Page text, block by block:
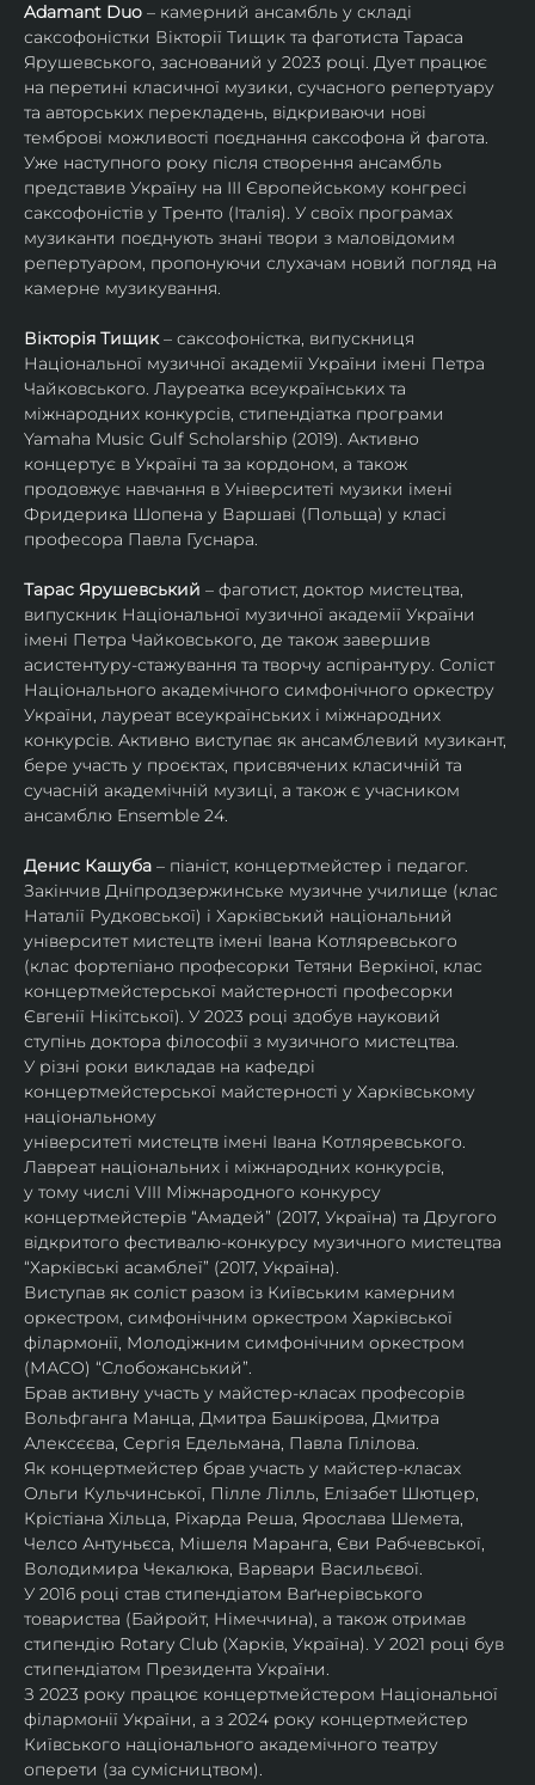
Adamant Duo – камерний ансамбль у складі
саксофоністки Вікторії Тищик та фаготиста Тараса
Ярушевського, заснований у 2023 році. Дует працює
на перетині класичної музики, сучасного репертуару
та авторських перекладень, відкриваючи нові
темброві можливості поєднання саксофона й фагота.
Уже наступного року після створення ансамбль
представив Україну на ІІІ Європейському конгресі
саксофоністів у Тренто (Італія). У своїх програмах
музиканти поєднують знані твори з маловідомим
репертуаром, пропонуючи слухачам новий погляд на
камерне музикування.
Вікторія Тищик – саксофоністка, випускниця
Національної музичної академії України імені Петра
Чайковського. Лауреатка всеукраїнських та
міжнародних конкурсів, стипендіатка програми
Yamaha Music Gulf Scholarship (2019). Активно
концертує в Україні та за кордоном, а також
продовжує навчання в Університеті музики імені
Фридерика Шопена у Варшаві (Польща) у класі
професора Павла Гуснара.
Тарас Ярушевський – фаготист, доктор мистецтва,
випускник Національної музичної академії України
імені Петра Чайковського, де також завершив
асистентуру-стажування та творчу аспірантуру. Соліст
Національного академічного симфонічного оркестру
України, лауреат всеукраїнських і міжнародних
конкурсів. Активно виступає як ансамблевий музикант,
бере участь у проєктах, присвячених класичній та
сучасній академічній музиці, а також є учасником
ансамблю Ensemble 24.
Денис Кашуба – піаніст, концертмейстер і педагог.
Закінчив Дніпродзержинське музичне училище (клас
Наталії Рудковської) і Харківський національний
університет мистецтв імені Івана Котляревського
(клас фортепіано професорки Тетяни Веркіної, клас
концертмейстерської майстерності професорки
Євгенії Нікітської). У 2023 році здобув науковий
ступінь доктора філософії з музичного мистецтва.
У різні роки викладав на кафедрі
концертмейстерської майстерності у Харківському
національному
університеті мистецтв імені Івана Котляревського.
Лавреат національних і міжнародних конкурсів,
у тому числі VIII Міжнародного конкурсу
концертмейстерів “Амадей” (2017, Україна) та Другого
відкритого фестивалю-конкурсу музичного мистецтва
“Харківські асамблеї” (2017, Україна).
Виступав як соліст разом із Київським камерним
оркестром, симфонічним оркестром Харківської
філармонії, Молодіжним симфонічним оркестром
(МАСО) “Слобожанський”.
Брав активну участь у майстер-класах професорів
Вольфганга Манца, Дмитра Башкірова, Дмитра
Алексєєва, Сергія Едельмана, Павла Гілілова.
Як концертмейстер брав участь у майстер-класах
Ольги Кульчинської, Пілле Лілль, Елізабет Шютцер,
Крістіана Хільца, Ріхарда Реша, Ярослава Шемета,
Челсо Антуньєса, Мішеля Маранга, Єви Рабчевської,
Володимира Чекалюка, Варвари Васильєвої.
У 2016 році став стипендіатом Ваґнерівського
товариства (Байройт, Німеччина), а також отримав
стипендію Rotary Club (Харків, Україна). У 2021 році був
стипендіатом Президента України.
З 2023 року працює концертмейстером Національної
філармонії України, а з 2024 року концертмейстер
Київського національного академічного театру
оперети (за сумісництвом).